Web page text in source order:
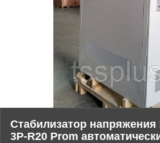
Стабилизатор напряжения
3P-R20 Prom